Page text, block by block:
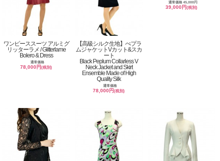
ワンピーススーツ アルミグ
リッターラメ / Glitterlame
Bolero & Dress
通常価格
78,000円(税別)
【高級シルク生地】ぺプラ
ムジャケットVカット&スカ
ート
Black Peplum Collarless V
Neck Jacket and Skirt
Ensemble Made of High
Quality Silk
通常価格
78,000円(税別)
通常価格 45,000円
39,000円(税別)